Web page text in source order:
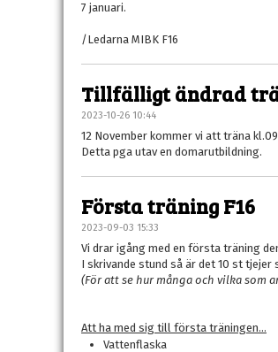
7 januari.
/Ledarna MIBK F16
Tillfälligt ändrad
2023-10-26 10:44
12 November kommer vi att träna
Detta pga utav en domarutbildning.
Första träning F16
2023-09-03 15:33
Vi drar igång med en första träning
I skrivande stund så är det 10 st tjejer
(För att se hur många och vilka som
Att ha med sig till första träningen...
Vattenflaska